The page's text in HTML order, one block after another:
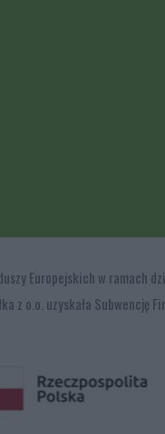
Europejskich w
z o.o. uzyskała Subwencję